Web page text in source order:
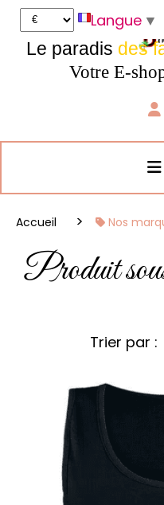
Le paradis des
Votre E-
Accueil Nos
Produit
Trier par :
Langue ▼
Panneau de gestion des cookies